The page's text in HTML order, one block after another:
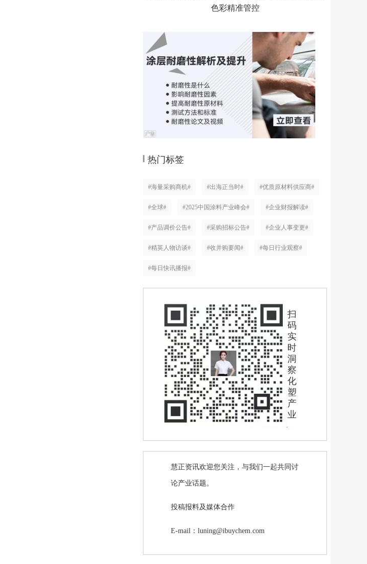
色彩精准管控
热门标签
#海量采购商机# #出海正当时# #优质原材料供应商#
#全球# #2025中国涂料产业峰会# #企业财报解读#
#产品调价公告# #采购招标公告# #企业人事变更#
#精英人物访谈# #收并购要闻# #每日行业观察#
#每日快讯播报#
扫
码
实
时
洞
察
化
塑
产
业
慧正资讯欢迎您关注，与我们一起共同讨
论产业话题。
投稿报料及媒体合作
E-mail：luning@ibuychem.com